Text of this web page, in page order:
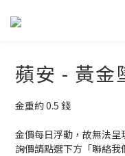
蘋安 - 黃金
金重約 0.5 錢
金價每日浮動，故無法呈
詢價請點選下方「聯絡我